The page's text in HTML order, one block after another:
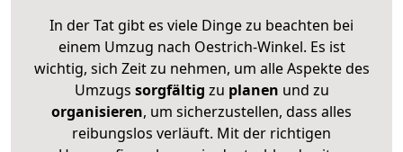
In der Tat gibt es viele Dinge zu beachten bei
einem Umzug nach Oestrich-Winkel. Es ist
wichtig, sich Zeit zu nehmen, um alle Aspekte des
Umzugs sorgfältig zu planen und zu
organisieren, um sicherzustellen, dass alles
reibungslos verläuft. Mit der richtigen